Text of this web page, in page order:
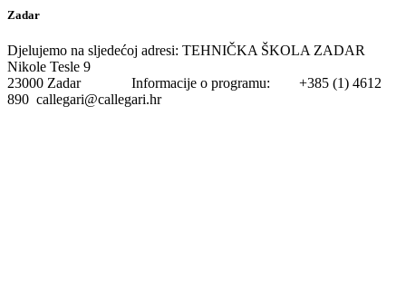
Zadar
Djelujemo na sljedećoj adresi: TEHNIČKA ŠKOLA ZADAR
Nikole Tesle 9
23000 Zadar Informacije o programu: +385 (1) 4612
890 callegari@callegari.hr